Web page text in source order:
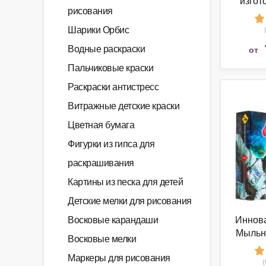
рисования
Шарики Орбис
Водные раскраски
Пальчиковые краски
Раскраски антистресс
Витражные детские краски
Цветная бумага
Фигурки из гипса для
раскрашивания
Картины из песка для детей
Детские мелки для рисования
Восковые карандаши
Восковые мелки
Маркеры для рисования
от